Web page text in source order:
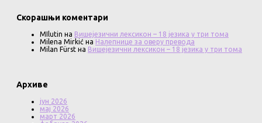
Скорашњи коментари
MIlutin на Вишејезични лексикон – 18 језика у три тома
Milena Mirkić на Налепнице за оверу превода
Milan Fürst на Вишејезични лексикон – 18 језика у три тома
Архиве
јун 2026
мај 2026
март 2026